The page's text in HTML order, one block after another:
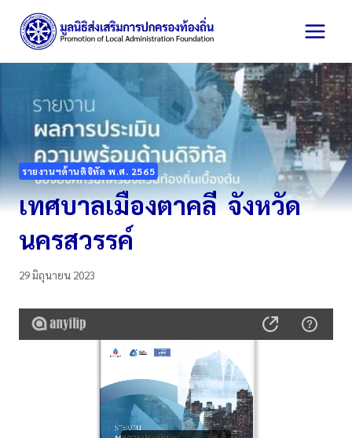
content
รายงานฯด้านดิจิทัล พ.ศ. 2565
เทศบาลเมืองตาคลี จังหวัด
นครสวรรค์
29 มิถุนายน 2023